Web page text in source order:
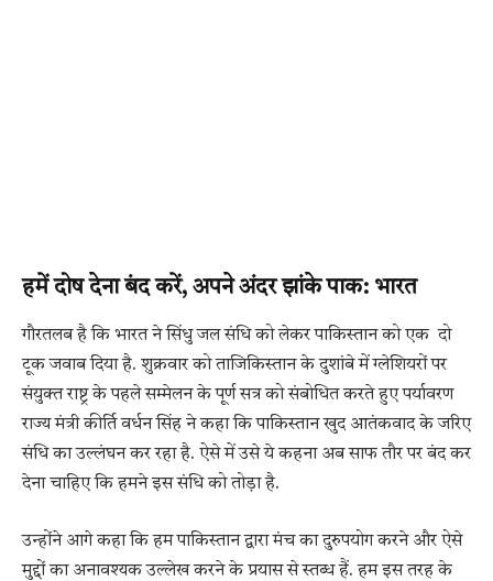
हमें दोष देना बंद करें, अपने अंदर झांके पाक: भारत
गौरतलब है कि भारत ने सिंधु जल संधि को लेकर पाकिस्तान को एक दो
टूक जवाब दिया है. शुक्रवार को ताजिकिस्तान के दुशांबे में ग्लेशियरों पर
संयुक्त राष्ट्र के पहले सम्मेलन के पूर्ण सत्र को संबोधित करते हुए पर्यावरण
राज्य मंत्री कीर्ति वर्धन सिंह ने कहा कि पाकिस्तान खुद आतंकवाद के जरिए
संधि का उल्लंघन कर रहा है. ऐसे में उसे ये कहना अब साफ तौर पर बंद कर
देना चाहिए कि हमने इस संधि को तोड़ा है.
उन्होंने आगे कहा कि हम पाकिस्तान द्वारा मंच का दुरुपयोग करने और ऐसे
मुद्दों का अनावश्यक उल्लेख करने के प्रयास से स्तब्ध हैं. हम इस तरह के